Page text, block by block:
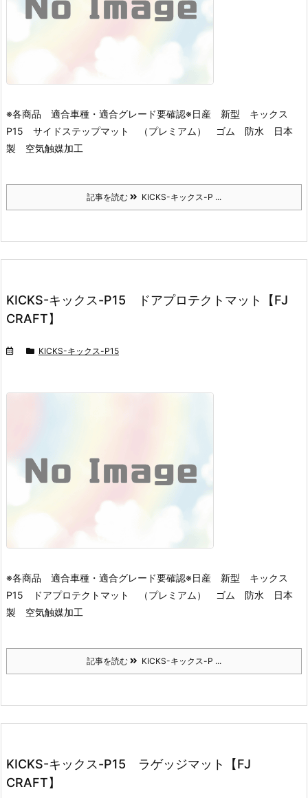
※各商品 適合車種・適合グレード要確認※日産 新型 キックス
P15 サイドステップマット （プレミアム） ゴム 防水 日本
製 空気触媒加工
記事を読む KICKS-キックス-P ...
KICKS-キックス-P15 ドアプロテクトマット【FJ
CRAFT】
KICKS-キックス-P15
※各商品 適合車種・適合グレード要確認※日産 新型 キックス
P15 ドアプロテクトマット （プレミアム） ゴム 防水 日本
製 空気触媒加工
記事を読む KICKS-キックス-P ...
KICKS-キックス-P15 ラゲッジマット【FJ
CRAFT】